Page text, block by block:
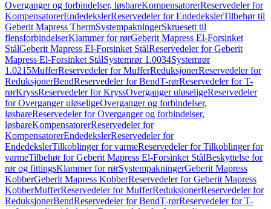
Overganger og forbindelser, løsbareKompensatorerReservedeler for
KompensatorerEndedekslerReservedeler for EndedekslerTilbehør til
Geberit Mapress ThermSystempakningerSkruesett til
flensforbindelserKlammer for rørGeberit Mapress El-Forsinket
StålGeberit Mapress El-Forsinket StålReservedeler for Geberit
Mapress El-Forsinket StålSystemrør 1.0034Systemrør
1.0215MufferReservedeler for MufferReduksjonerReservedeler for
ReduksjonerBendReservedeler for BendT-rørReservedeler for T-
rørKryssReservedeler for KryssOverganger uløseligeReservedeler
for Overganger uløseligeOverganger og forbindelser,
løsbareReservedeler for Overganger og forbindelser,
løsbareKompensatorerReservedeler for
KompensatorerEndedekslerReservedeler for
EndedekslerTilkoblinger for varmeReservedeler for Tilkoblinger for
varmeTilbehør for Geberit Mapress El-Forsinket StålBeskyttelse for
rør og fittingsKlammer for rørSystempakningerGeberit Mapress
KobberGeberit Mapress KobberReservedeler for Geberit Mapress
KobberMufferReservedeler for MufferReduksjonerReservedeler for
ReduksjonerBendReservedeler for BendT-rørReservedeler for T-